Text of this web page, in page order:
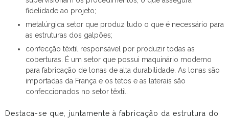
fidelidade ao projeto;
metalúrgica setor que produz tudo o que é necessário para
as estruturas dos galpões;
confecção têxtil responsável por produzir todas as
coberturas. É um setor que possui maquinário moderno
para fabricação de lonas de alta durabilidade. As lonas são
importadas da França e os tetos e as laterais são
confeccionados no setor têxtil.
Destaca-se que, juntamente à fabricação da estrutura do